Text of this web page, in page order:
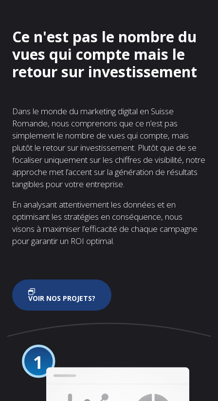
Ce n'est pas le nombre du
vues qui compte mais le
retour sur investissement
Dans le monde du marketing digital en Suisse
Romande, nous comprenons que ce n’est pas
simplement le nombre de vues qui compte, mais
plutôt le retour sur investissement. Plutôt que de se
focaliser uniquement sur les chiffres de visibilité, notre
approche met l’accent sur la génération de résultats
tangibles pour votre entreprise.
En analysant attentivement les données et en
optimisant les stratégies en conséquence, nous
visons à maximiser l’efficacité de chaque campagne
pour garantir un ROI optimal.
VOIR NOS PROJETS?